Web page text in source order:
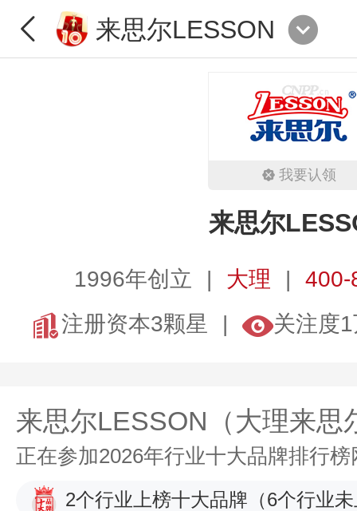
来思尔LESSON
我要认领
来思尔
1996年创立 大理
400-
注册资本3颗星
关注度
来思尔LESSON（大理来思
正在参加2026年行业十大品牌排行
2个行业上榜十大品牌 （6个行业